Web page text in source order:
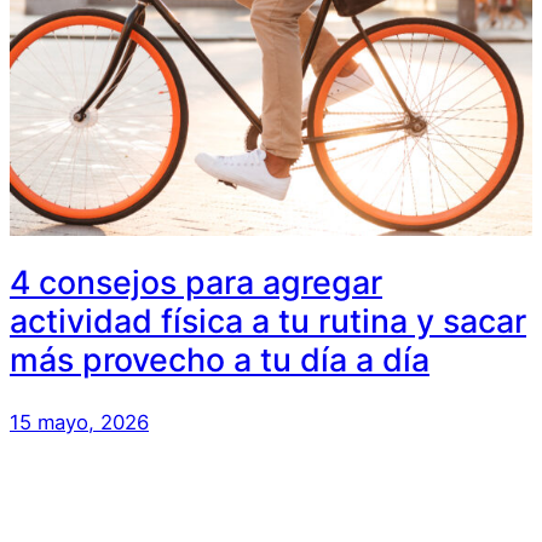
4 consejos para agregar
actividad física a tu rutina y sacar
más provecho a tu día a día
15 mayo, 2026